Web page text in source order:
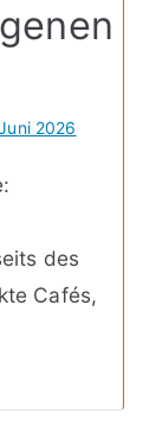
2026
des
Cafés,